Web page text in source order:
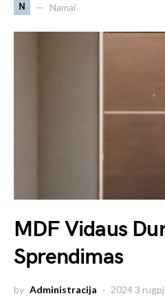
N Namai
MDF Vidaus
Sprendimas
by Administracija 2024 3